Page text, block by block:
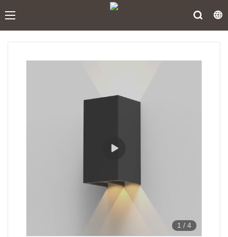
1 / 4